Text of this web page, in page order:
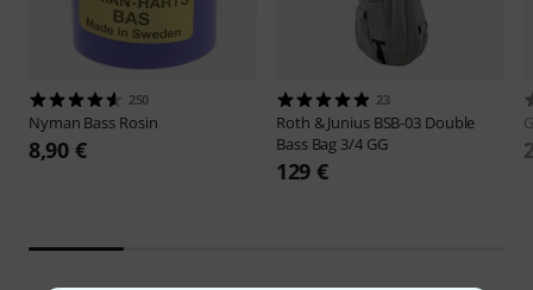
250
Nyman Bass Rosin
8,90 €
23
Roth & Junius BSB-03 Double
Bass Bag 3/4 GG
129 €